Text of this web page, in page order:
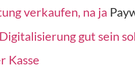
verkaufen, na ja
gut sein
Kasse